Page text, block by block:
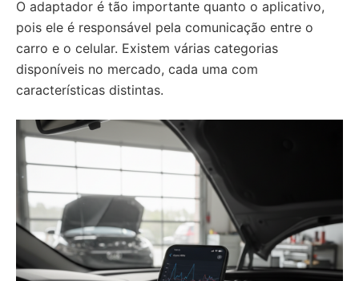
O adaptador é tão importante quanto o aplicativo,
pois ele é responsável pela comunicação entre o
carro e o celular. Existem várias categorias
disponíveis no mercado, cada uma com
características distintas.